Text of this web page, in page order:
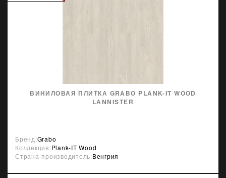
ВИНИЛОВАЯ ПЛИТКА GRABO PLANK-IT WOOD
LANNISTER
Бренд:Grabo
Коллекция:Plank-IT Wood
Страна-производитель:Венгрия